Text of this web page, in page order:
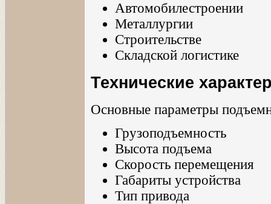
Автомобилестроении
Металлургии
Строительстве
Складской логистике
Технические
Основные параметры
Грузоподъемность
Высота подъема
Скорость перемещения
Габариты устройства
Тип привода